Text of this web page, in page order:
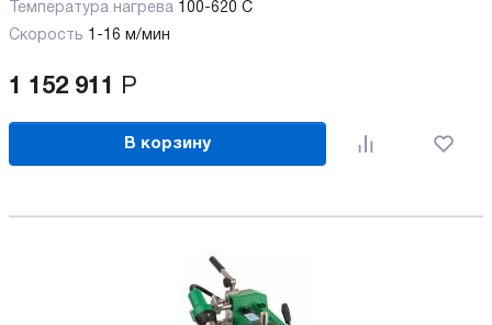
Температура нагрева 100-620 C
Скорость 1-16 м/мин
1 152 911 Р
В корзину